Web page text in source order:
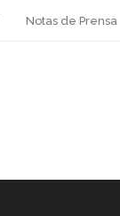
Notas de Prensa